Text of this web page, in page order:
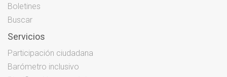
Boletines
Buscar
Servicios
Participación ciudadana
Barómetro inclusivo